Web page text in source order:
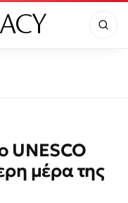
UNESCO
μέρα της